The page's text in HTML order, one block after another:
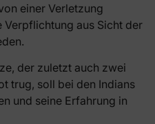
einer Verletzung
aus Sicht der
der zuletzt auch zwei
trug, soll bei den Indians
und seine Erfahrung in